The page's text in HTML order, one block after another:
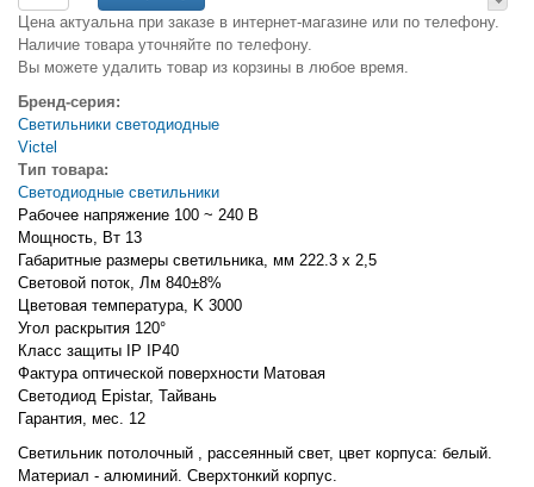
Цена актуальна при заказе в интернет-магазине или по телефону.
Наличие товара уточняйте по телефону.
Вы можете удалить товар из корзины в любое время.
Бренд-серия:
Светильники светодиодные
Victel
Тип товара:
Светодиодные светильники
Рабочее напряжение 100 ~ 240 В
Мощность, Вт 13
Габаритные размеры светильника, мм 222.3 х 2,5
Световой поток, Лм 840±8%
Цветовая температура, K 3000
Угол раскрытия 120°
Класс защиты IP IP40
Фактура оптической поверхности Матовая
Светодиод Epistar, Тайвань
Гарантия, мес. 12
Светильник потолочный , рассеянный свет, цвет корпуса: белый.
Материал - алюминий. Сверхтонкий корпус.